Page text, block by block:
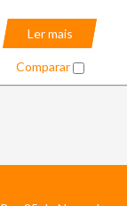
Ler mais
Comparar